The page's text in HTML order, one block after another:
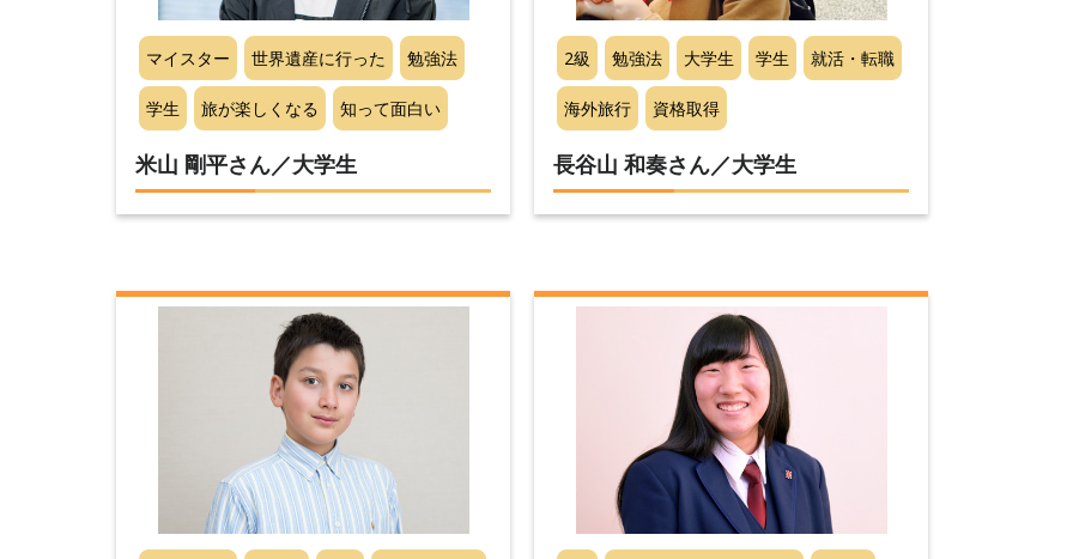
マイスター 世界遺産に行った 勉強法
学生 旅が楽しくなる 知って面白い
米山 剛平さん／大学生
2級 勉強法 大学生 学生 就活・転職
海外旅行 資格取得
長谷山 和奏さん／大学生